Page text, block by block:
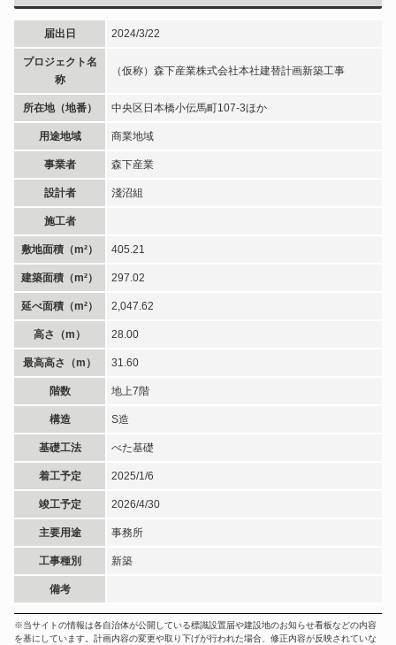
届出日 2024/3/22
プロジェクト名
称
（仮称）森下産業株式会社本社建替計画新築工事
所在地（地番） 中央区日本橋小伝馬町107-3ほか
用途地域 商業地域
事業者 森下産業
設計者 淺沼組
施工者
敷地面積（m²） 405.21
建築面積（m²） 297.02
延べ面積（m²） 2,047.62
高さ（m） 28.00
最高高さ（m） 31.60
階数 地上7階
構造 S造
基礎工法 べた基礎
着工予定 2025/1/6
竣工予定 2026/4/30
主要用途 事務所
工事種別 新築
備考
※当サイトの情報は各自治体が公開している標識設置届や建設地のお知らせ看板などの内容
を基にしています。計画内容の変更や取り下げが行われた場合、修正内容が反映されていな